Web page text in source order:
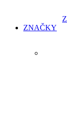
ZNAČKY